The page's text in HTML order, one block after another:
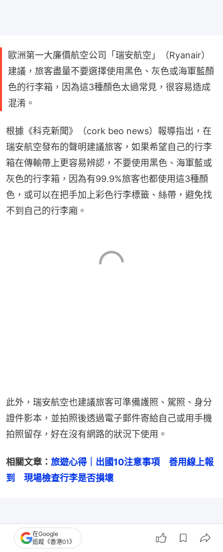
歐洲第一大廉價航空公司「瑞安航空」（Ryanair）
建議，旅客盡量不要選擇使用黑色、灰色或海軍藍顏
色的行李箱，因為這3種顏色太過常見，很容易造成
混淆。
根據《科克新聞》（cork beo news）報導指出，在
瑞安航空發布的聲明建議旅客，如果希望自己的行李
箱在傳輸帶上更容易辨認，不要使用黑色、海軍藍或
灰色的行李箱，因為有99.9%旅客也都使用這3種顏
色，或可以在把手加上彩色行李標籤、絲帶，避免找
不到自己的行李廂。
此外，瑞安航空也建議旅客可準備護照、駕照、身分
證件影本，並拍照後透過電子郵件寄給自己或用手機
拍照留存，好在沒有網路的狀況下使用。
相關文章： 旅遊心得｜出國10注意事項　善用線上報
到　現場檢查行李是否損壞
在Google
追蹤《香港01》